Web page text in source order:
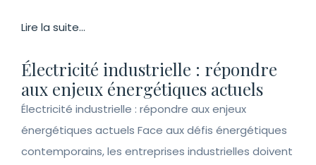
Lire la suite...
Électricité industrielle : répondre
aux enjeux énergétiques actuels
Électricité industrielle : répondre aux enjeux
énergétiques actuels Face aux défis énergétiques
contemporains, les entreprises industrielles doivent